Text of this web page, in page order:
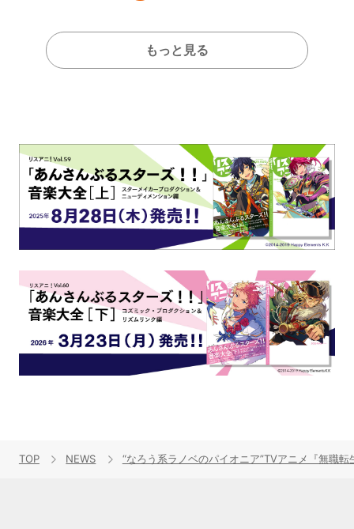
もっと見る
TOP NEWS “なろう系ラノベのパイオニア”TVアニメ『無職